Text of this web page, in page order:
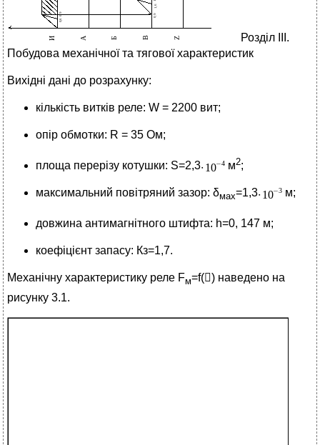
Розділ ІІІ.
Побудова механічної та тягової характеристик
Вихідні дані до розрахунку:
кількість витків реле: W = 2200 вит;
опір обмотки: R = 35 Ом;
площа перерізу котушки: S=2,3 м2;
максимальний повітряний зазор: δмах=1,3 м;
довжина антимагнітного штифта: h=0, 147 м;
коефіцієнт запасу: Кз=1,7.
Механічну характеристику реле Fм=f() наведено на
рисунку 3.1.